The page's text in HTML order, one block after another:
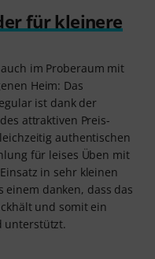
für kleinere
im Proberaum mit
Heim: Das
ist dank der
attraktiven Preis-
authentischen
für leises Üben mit
in sehr kleinen
einem danken, dass das
und somit ein
unterstützt.